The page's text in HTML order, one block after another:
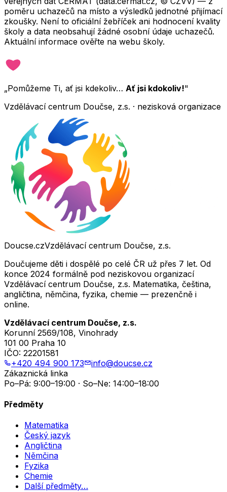
poměru uchazečů na místo a výsledků jednotné přijímací
zkoušky. Není to oficiální žebříček ani hodnocení kvality
školy a data neobsahují žádné osobní údaje uchazečů.
Aktuální informace ověřte na webu školy.
„Pomůžeme Ti, ať jsi kdekoliv… Ať jsi kdokoliv!"
Vzdělávací centrum Doučse, z.s. · nezisková organizace
Doucse.czVzdělávací centrum Doučse, z.s.
Doučujeme děti i dospělé po celé ČR už přes 7 let. Od
konce 2024 formálně pod neziskovou organizací
Vzdělávací centrum Doučse, z.s. Matematika, čeština,
angličtina, němčina, fyzika, chemie — prezenčně i
online.
Vzdělávací centrum Doučse, z.s.
Korunní 2569/108, Vinohrady
101 00 Praha 10
IČO: 22201581
+420 494 900 173
info@doucse.cz
Zákaznická linka
Po–Pá: 9:00–19:00 · So–Ne: 14:00–18:00
Předměty
Matematika
Český jazyk
Angličtina
Němčina
Fyzika
Chemie
Další předměty…